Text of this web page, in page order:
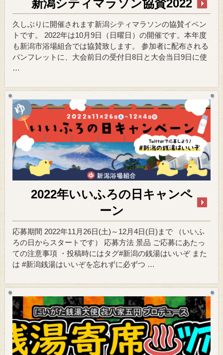
新潟シティマラソン協賛2022
久しぶりに開催されます新潟シティマラソンの協賛イベン
トです。 2022年は10月9日（日曜日）の開催です。本年度
も新潟市浴場組合では協賛致します。 参加者に配布される
パンフレットに、大会前日の受付日8日と大会当日9日に使
…
2022年いいふろの日キャンペ
ーン
応募期間 2022年11月26日(土)～12月4日(日)まで （いいふ
ろの日からスタートです） 応募方法 景品 ご応募にあたっ
ての注意事項 ・投稿時にはタグ#新潟の銭湯はいいぞ また
は #新潟銭湯はいいぞを忘れずに必ずつ …